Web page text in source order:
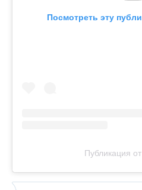
Посмотреть эту
Публикация